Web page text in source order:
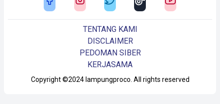
Copyright ©2024 lampungproco. All rights reserved
TENTANG KAMI
DISCLAIMER
PEDOMAN SIBER
KERJASAMA